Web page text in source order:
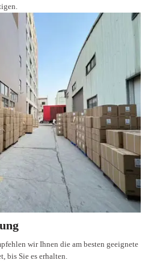
wir Ihnen die am besten geeignete
bis Sie es erhalten.